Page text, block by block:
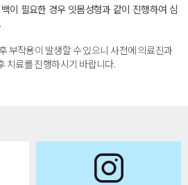
이 필요한 경우 잇몸성형과 같이 진행하여 심
부작용이 발생할 수 있으니 사전에 의료진과
치료를 진행하시기 바랍니다.